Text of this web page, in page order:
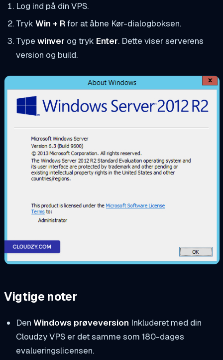
Log ind på din VPS.
Tryk Win + Rfor at åbne Kør-dialogboksen.
Type winver og tryk Enter. Dette viser serverens
version og build.
Vigtige noter
Den Windows prøveversion Inkluderet med din
Cloudzy VPS er det samme som 180-dages
evalueringslicensen.